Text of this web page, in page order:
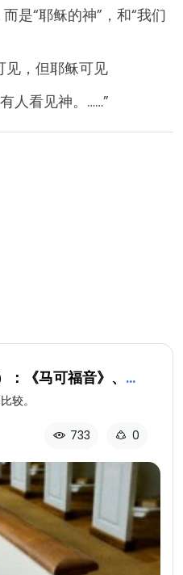
是“耶稣的神”，和“我们
见，但耶稣可见
有人看见神。……”
《马可福音》、
音》
较。
733 0